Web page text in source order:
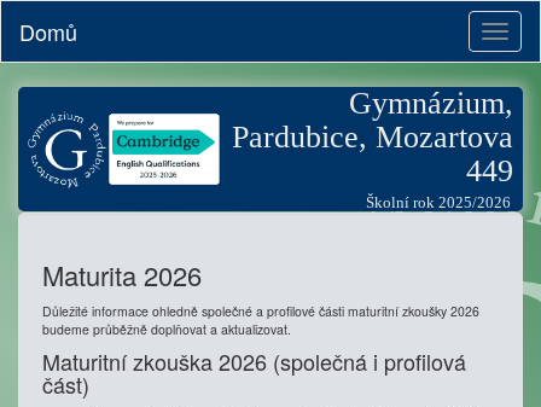
Domů
Gymnázium,
Pardubice, Mozartova
449
Školní rok 2025/2026
Maturita 2026
Důležité informace ohledně společné a profilové části maturitní zkoušky 2026
budeme průběžně doplňovat a aktualizovat.
Maturitní zkouška 2026 (společná i profilová
část)